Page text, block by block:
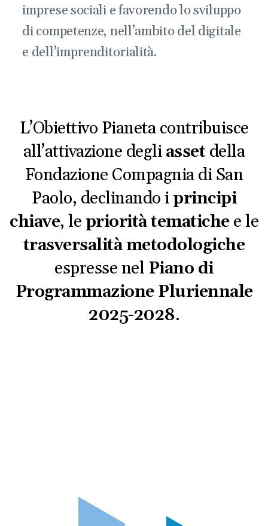
imprese sociali e favorendo lo sviluppo
di competenze, nell’ambito del digitale
e dell’imprenditorialità.
L’Obiettivo Pianeta contribuisce
all’attivazione degliassetdella
Fondazione Compagnia di San
Paolo, declinando iprincipi
chiave, lepriorità tematichee le
trasversalità metodologiche
espresse nel Piano di
Programmazione Pluriennale
2025-2028.